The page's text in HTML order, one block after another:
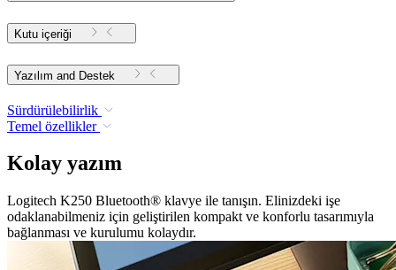
Kutu içeriği
Yazılım and Destek
Sürdürülebilirlik
Temel özellikler
Kolay yazım
Logitech K250 Bluetooth® klavye ile tanışın. Elinizdeki işe
odaklanabilmeniz için geliştirilen kompakt ve konforlu tasarımıyla
bağlanması ve kurulumu kolaydır.